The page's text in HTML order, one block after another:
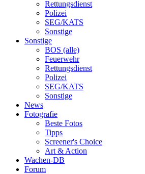
Rettungsdienst
Polizei
SEG/KATS
Sonstige
Sonstige
BOS (alle)
Feuerwehr
Rettungsdienst
Polizei
SEG/KATS
Sonstige
News
Fotografie
Beste Fotos
Tipps
Screener's Choice
Art & Action
Wachen-DB
Forum